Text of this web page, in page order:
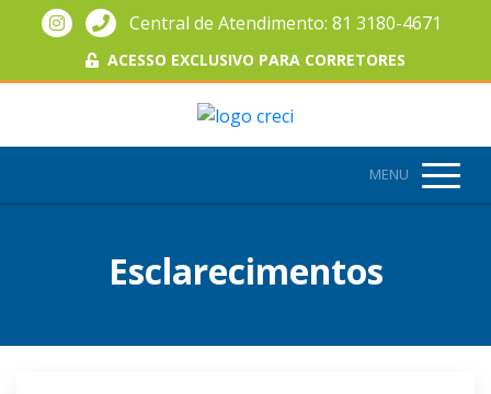
Central de Atendimento: 81 3180-4671
ACESSO EXCLUSIVO PARA CORRETORES
MENU
Esclarecimentos